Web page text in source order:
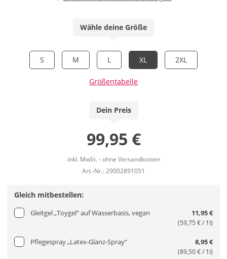
Wähle deine Größe
S M L XL 2XL
Größentabelle
Dein Preis
99,95 €
inkl. MwSt. - ohne Versandkosten
Art.-Nr.: 29002891051
Gleich mitbestellen:
Gleitgel „Toygel“ auf Wasserbasis, vegan 11,95 €
(59,75 € / 1l)
Pflegespray „Latex-Glanz-Spray“ 8,95 €
(89,50 € / 1l)